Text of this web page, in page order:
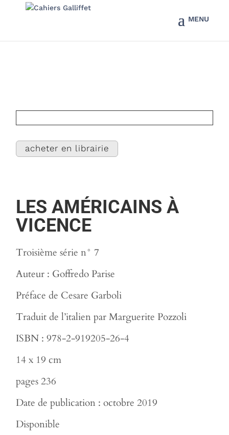
acheter en librairie
LES AMÉRICAINS À
VICENCE
Troisième série n° 7
Auteur : Goffredo Parise
Préface de Cesare Garboli
Traduit de l’italien par Marguerite Pozzoli
ISBN : 978-2-919205-26-4
14 x 19 cm
pages 236
Date de publication : octobre 2019
Disponible